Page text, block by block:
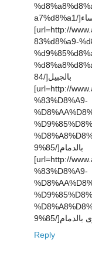
a7%d8%a1/]شركة تسليك مجارى بالاحساء[/url] -
[url=http://
83%d8%a9-
84/]شركة تسليك مجارى بالجبيل[/url] -
[url=http://
%83%D8%A9-
9%85/]شركة تسليك مجارى بالدمام[/url] -
[url=http://
%83%D8%A9-
Reply